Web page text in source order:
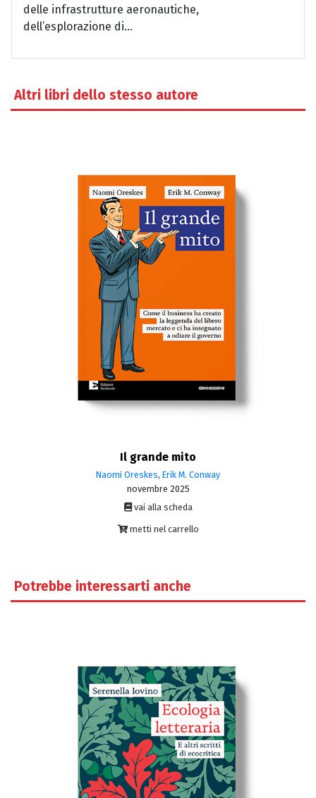
delle infrastrutture aeronautiche,
dell’esplorazione di...
Altri libri dello stesso autore
Il grande mito
Naomi Oreskes, Erik M. Conway
novembre 2025
vai alla scheda
metti nel carrello
Potrebbe interessarti anche